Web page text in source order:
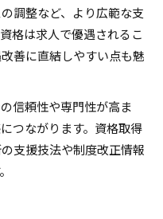
調整など、より広範な支
格は求人で優遇されるこ
善に直結しやすい点も魅
信頼性や専門性が高ま
つながります。資格取得
支援技法や制度改正情報